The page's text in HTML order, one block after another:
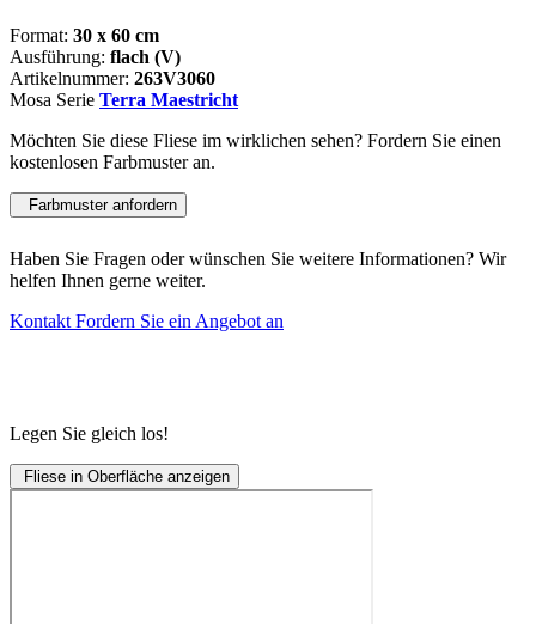
Format: 30 x 60 cm
Ausführung: flach (V)
Artikelnummer: 263V3060
Mosa Serie Terra Maestricht
Möchten Sie diese Fliese im wirklichen sehen? Fordern Sie einen
kostenlosen Farbmuster an.
Farbmuster anfordern
Haben Sie Fragen oder wünschen Sie weitere Informationen? Wir
helfen Ihnen gerne weiter.
Kontakt Fordern Sie ein Angebot an
Legen Sie gleich los!
Fliese in Oberfläche anzeigen